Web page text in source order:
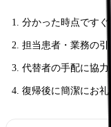
分かった時点ですぐ
担当患者・業務の引
代替者の手配に協力
復帰後に簡潔にお礼